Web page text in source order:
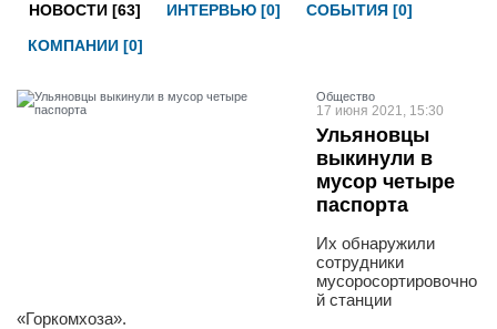
НОВОСТИ [63] ИНТЕРВЬЮ [0]
СОБЫТИЯ [0]
КОМПАНИИ [0]
Общество
17 июня 2021, 15:30
Ульяновцы
выкинули в
мусор четыре
паспорта
Их обнаружили
сотрудники
мусоросортировочно
й станции
«Горкомхоза».